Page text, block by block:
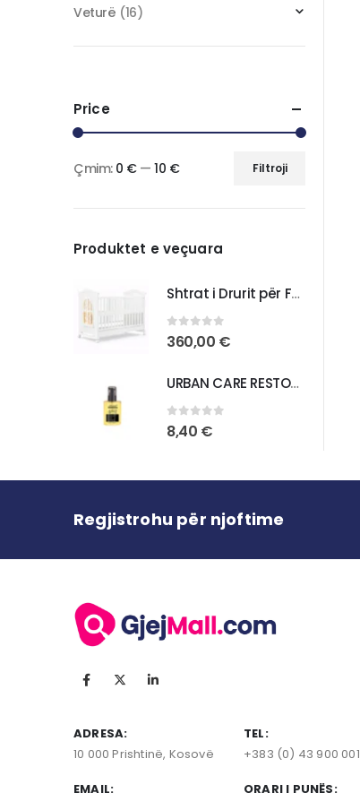
Veturë (16)
Price
Filtroji
Çmim: 0 €—10 €
Produktet e veçuara
Shtrat i Drurit për Foshnja – Komoditet dhe Praktikë për Fëmijën Tuaj
0 out of 5
360,00 €
URBAN CARE RESTORE REPAIR BONDING OIL ANTI DAMAGE HAIR CARE OIL
0 out of 5
8,40 €
Regjistrohu për njoftime
ADRESA:
10 000 Prishtinë, Kosovë
TEL:
+383 (0) 43 900 001
EMAIL: ORARI I PUNËS: